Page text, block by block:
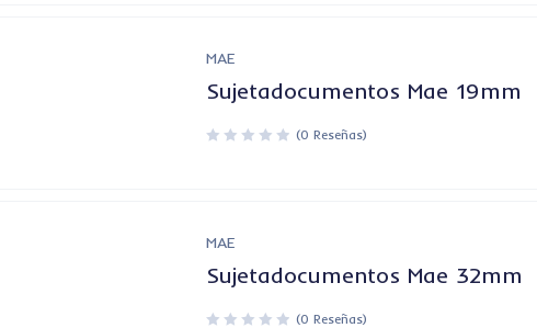
MAE
Sujetadocumentos Mae 19mm
(0 Reseñas)
MAE
Sujetadocumentos Mae 32mm
(0 Reseñas)